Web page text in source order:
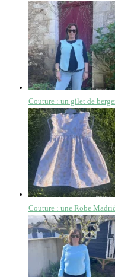
Couture : un gilet de
Couture : une Robe